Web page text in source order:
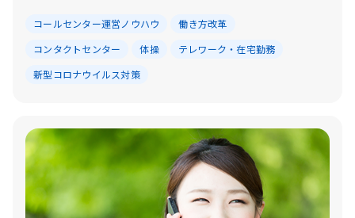
コールセンター運営ノウハウ
働き方改革
コンタクトセンター
体操
テレワーク・在宅勤務
新型コロナウイルス対策